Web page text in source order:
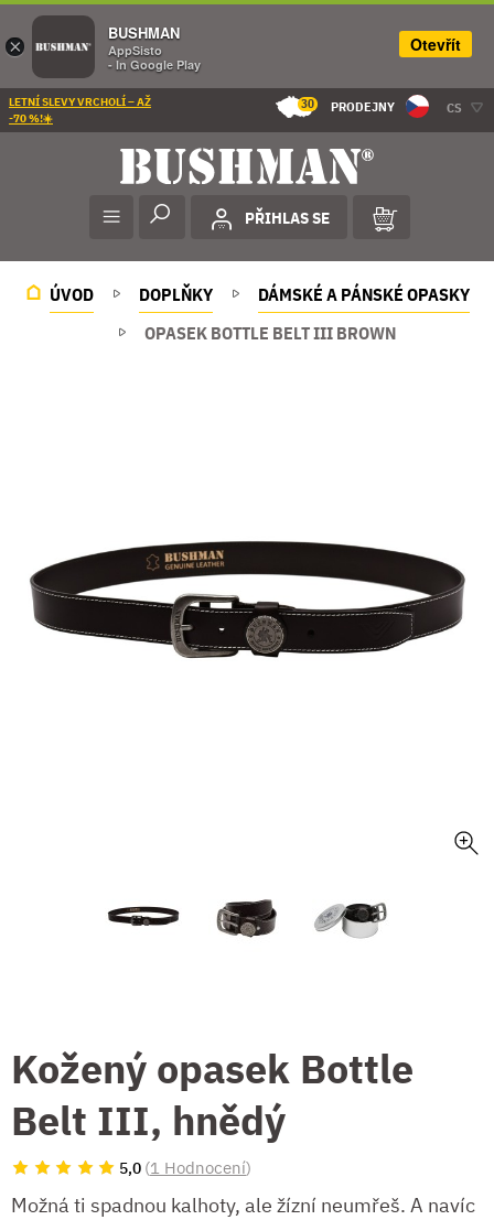
LETNÍ SLEVY VRCHOLÍ – AŽ
-70 %!☀️
30 PRODEJNY CS
PŘIHLAS SE
ÚVOD DOPLŇKY
DÁMSKÉ A PÁNSKÉ OPASKY
OPASEK BOTTLE BELT III BROWN
Kožený opasek Bottle
Belt III, hnědý
5,0 (1 Hodnocení)
Možná ti spadnou kalhoty, ale žízní neumřeš. A navíc
×
BUSHMAN
AppSisto
- In Google Play
Otevřít